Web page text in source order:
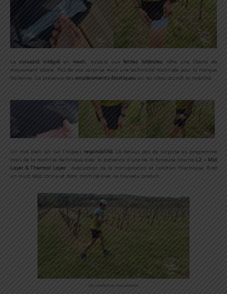
Le cuissard intégré en mesh , associé auxfentes latérales, offre une liberté de
mouvement idéale. Pas de vrai surprise mais une technicité maitrisée pour la marque
Italienne. La présence des empiècements élastiques sur les côtes accroît la mobilité.
Un mot bien sûr sur l’aspect respirabilité. Là-dessus pas de surprise au programme
mais de la maitrise technique avec la présence d’une de la fameuse coucheL2 – Mid
Layer & Thermal Layer : évacuation de la transpiration et isolation thermique. Bref
un must déjà connu et donc maitrisé avec ce nouveau produit.
Un confort en mouvement